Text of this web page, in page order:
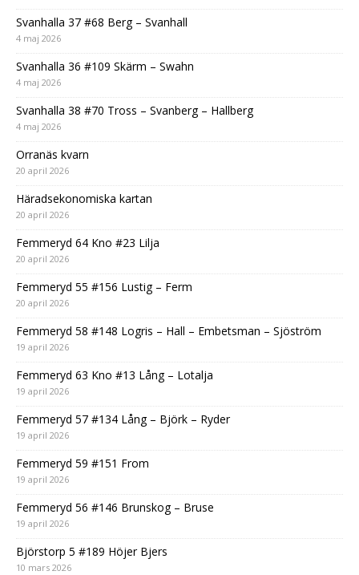
Svanhalla 37 #68 Berg – Svanhall
4 maj 2026
Svanhalla 36 #109 Skärm – Swahn
4 maj 2026
Svanhalla 38 #70 Tross – Svanberg – Hallberg
4 maj 2026
Orranäs kvarn
20 april 2026
Häradsekonomiska kartan
20 april 2026
Femmeryd 64 Kno #23 Lilja
20 april 2026
Femmeryd 55 #156 Lustig – Ferm
20 april 2026
Femmeryd 58 #148 Logris – Hall – Embetsman – Sjöström
19 april 2026
Femmeryd 63 Kno #13 Lång – Lotalja
19 april 2026
Femmeryd 57 #134 Lång – Björk – Ryder
19 april 2026
Femmeryd 59 #151 From
19 april 2026
Femmeryd 56 #146 Brunskog – Bruse
19 april 2026
Björstorp 5 #189 Höjer Bjers
10 mars 2026